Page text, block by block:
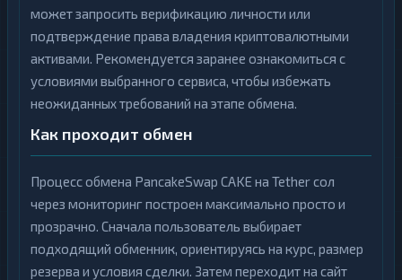
может запросить верификацию личности или
подтверждение права владения криптовалютными
активами. Рекомендуется заранее ознакомиться с
условиями выбранного сервиса, чтобы избежать
неожиданных требований на этапе обмена.
Как проходит обмен
Процесс обмена PancakeSwap CAKE на Tether сол
через мониторинг построен максимально просто и
прозрачно. Сначала пользователь выбирает
подходящий обменник, ориентируясь на курс, размер
резерва и условия сделки. Затем переходит на сайт